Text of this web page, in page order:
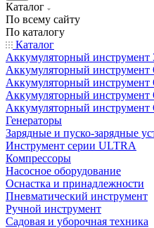
Каталог
По всему сайту
По каталогу
Каталог
Аккумуляторный инструмент
Аккумуляторный инструмент
Аккумуляторный инструмент
Аккумуляторный инструмент
Аккумуляторный инструмент
Генераторы
Зарядные и пуско-зарядные
Инструмент серии ULTRA
Компрессоры
Насосное оборудование
Оснастка и принадлежности
Пневматический инструмент
Ручной инструмент
Садовая и уборочная техника